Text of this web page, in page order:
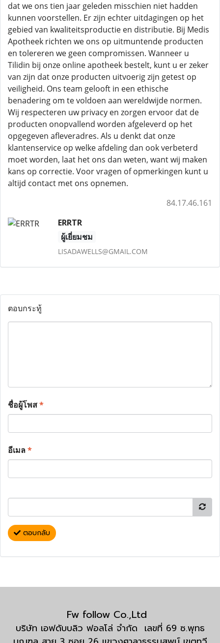
dat we ons tien jaar geleden misschien niet hadden
kunnen voorstellen. Er zijn echter uitdagingen op het
gebied van kwaliteitsproductie en distributie. Bij Medis
Apotheek richten we ons op uitmuntende producten
en tolereren we geen compromissen. Wanneer u
Tilidin bij onze online apotheek bestelt, kunt u er zeker
van zijn dat onze producten uitvoerig zijn getest op
veiligheid. Ons team gelooft in een ethische
benadering om te voldoen aan wereldwijde normen.
Wij respecteren uw privacy en zorgen ervoor dat de
producten onopvallend worden afgeleverd op het
opgegeven afleveradres. Als u denkt dat onze
klantenservice op welke afdeling dan ook verbeterd
moet worden, laat het ons dan weten, want wij maken
kans op correctie. Voor vragen of opmerkingen kunt u
altijd contact met ons opnemen.
84.17.46.161
ERRTR
ผู้เยี่ยมชม
LISADAWELLS@GMAIL.COM
ตอบกระทู้
ชื่อผู้โพส*
อีเมล*
ตอบกลับ
Fw follow Co.,Ltd
บริษัท เอฟดับบลิว ฟอลโล่ จำกัด เลขที่ 69 ซ.พุทธ